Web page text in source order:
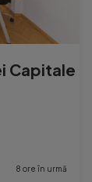
Capitale
8 ore în urmă